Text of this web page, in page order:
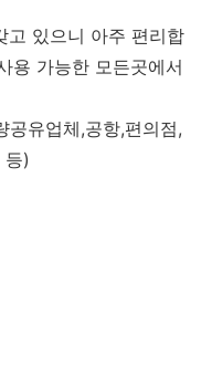
고 있으니 아주 편리합
용 가능한 모든곳에서
유업체,공항,편의점,
등)